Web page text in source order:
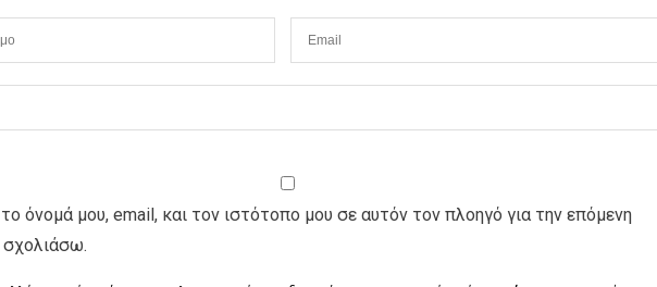
όνομά μου, email, και τον ιστότοπο μου σε αυτόν τον πλοηγό για την επόμενη